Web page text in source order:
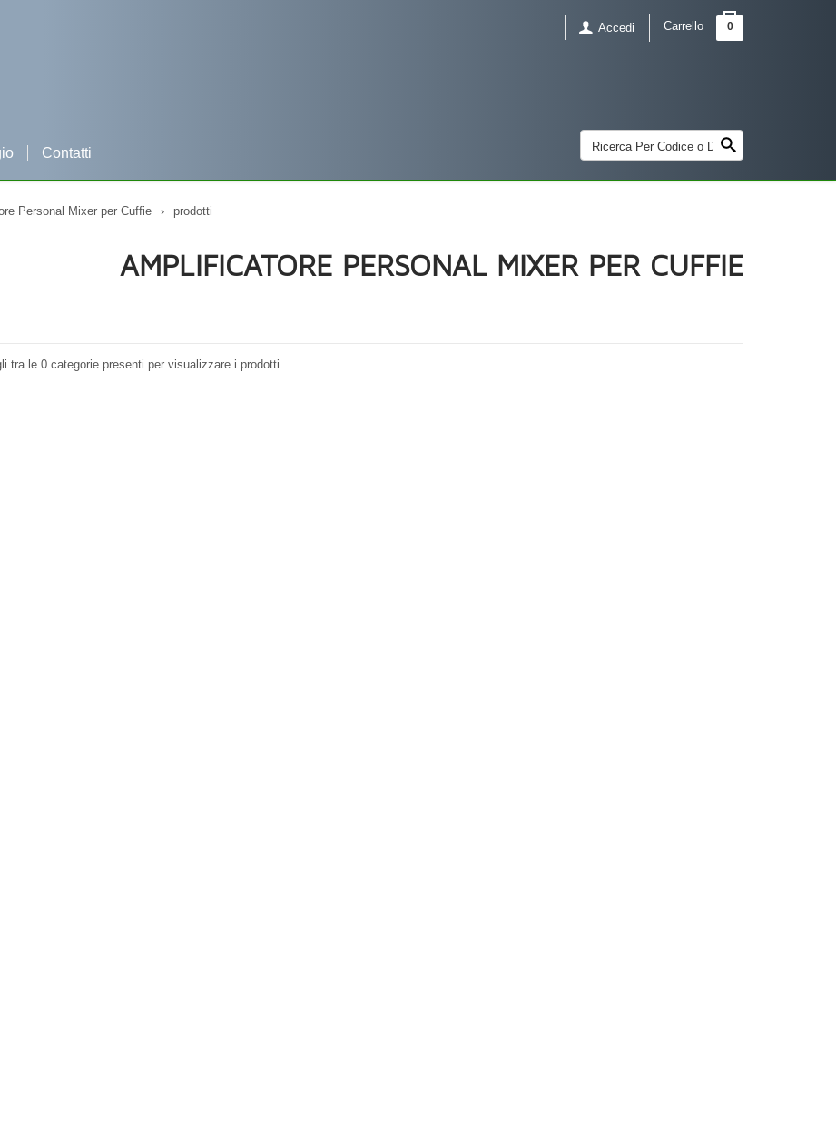
Accedi Carrello 0
Contatti
Per qualsiasi informazione clicca e contattaci su WHATSAPP
Personal Mixer per Cuffie › prodotti
AMPLIFICATORE PERSONAL MIXER PER CUFFIE
tra le 0 categorie presenti per visualizzare i prodotti